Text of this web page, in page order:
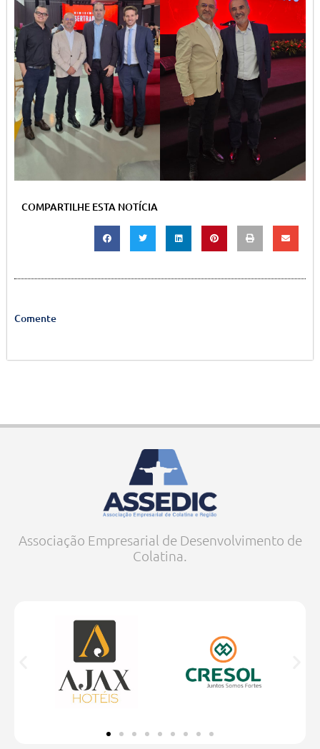
COMPARTILHE ESTA NOTÍCIA
Comente
Associação Empresarial de Desenvolvimento de
Colatina.